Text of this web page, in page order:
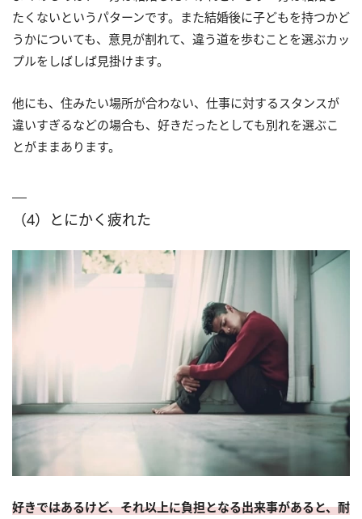
たくないというパターンです。また結婚後に子どもを持つかど
うかについても、意見が割れて、違う道を歩むことを選ぶカッ
プルをしばしば見掛けます。
他にも、住みたい場所が合わない、仕事に対するスタンスが
違いすぎるなどの場合も、好きだったとしても別れを選ぶこ
とがままあります。
（4）とにかく疲れた
好きではあるけど、それ以上に負担となる出来事があると、耐